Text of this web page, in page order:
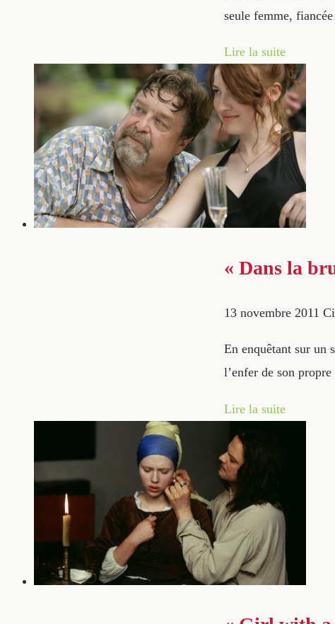
seule femme,
Lire la suite
« Dans la
13 novembre 2011
En enquêtant sur un
l’enfer de son
Lire la suite